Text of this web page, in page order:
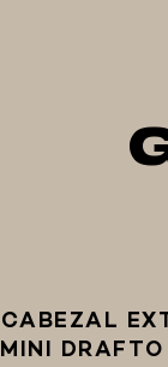
CABEZAL
MINI